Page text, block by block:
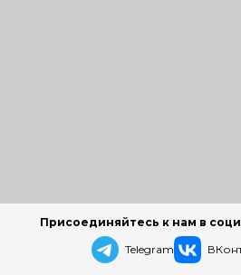
Присоединяйтесь к нам в
Telegram